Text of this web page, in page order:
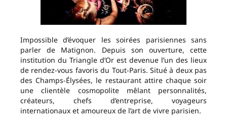
Impossible d’évoquer les soirées parisiennes sans
parler de Matignon. Depuis son ouverture, cette
institution du Triangle d’Or est devenue l’un des lieux
de rendez-vous favoris du Tout-Paris. Situé à deux pas
des Champs-Élysées, le restaurant attire chaque soir
une clientèle cosmopolite mêlant personnalités,
créateurs, chefs d’entreprise, voyageurs
internationaux et amoureux de l’art de vivre parisien.